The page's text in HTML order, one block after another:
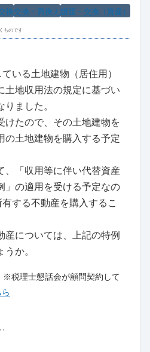
譲渡・交換（資産）
交換・買換え
換
ものです
いる土地建物（居住用）
土地収用法の規定に基づい
ました。
たので、その土地建物を
の土地建物を購入する予定
「収用等に伴い代替資産
」の適用を受ける予定なの
する不動産を購入するこ
については、上記の特例
か。
※税理士懇話会が顧問契約して